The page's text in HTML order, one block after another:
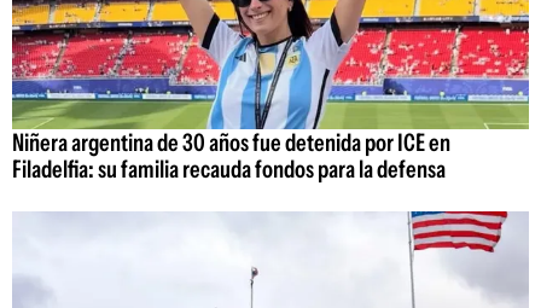
Niñera argentina de 30 años fue detenida por ICE en
Filadelfia: su familia recauda fondos para la defensa